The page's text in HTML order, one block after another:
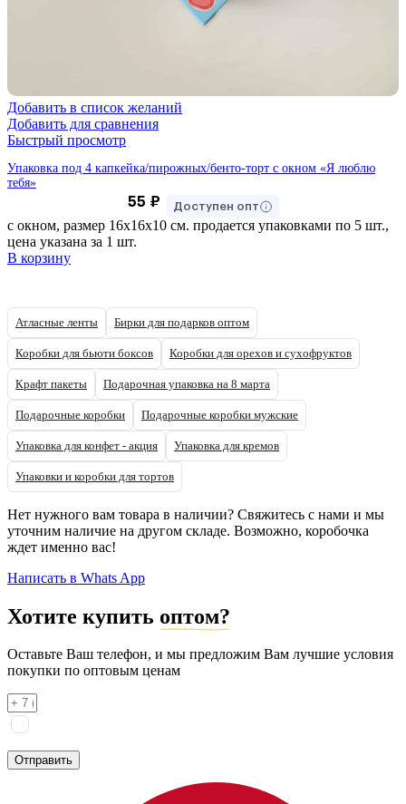
Добавить в список желаний
Добавить для сравнения
Быстрый просмотр
Упаковка под 4 капкейка/пирожных/бенто-торт с окном «Я люблю
тебя»
55 ₽ Доступен опт
с окном, размер 16х16х10 см. продается упаковками по 5 шт.,
цена указана за 1 шт.
В корзину
Атласные ленты Бирки для подарков оптом
Коробки для бьюти боксов Коробки для орехов и сухофруктов
Крафт пакеты Подарочная упаковка на 8 марта
Подарочные коробки Подарочные коробки мужские
Упаковка для конфет - акция Упаковка для кремов
Упаковки и коробки для тортов
Нет нужного вам товара в наличии? Свяжитесь с нами и мы
уточним наличие на другом складе. Возможно, коробочка
ждет именно вас!
Написать в Whats App
Хотите купить оптом?
Оставьте Ваш телефон, и мы предложим Вам лучшие условия
покупки по оптовым ценам
Отправить